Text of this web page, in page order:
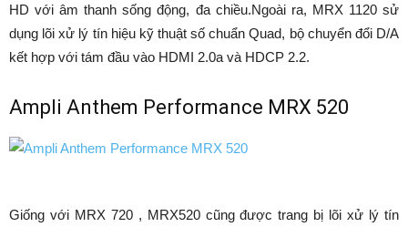
HD với âm thanh sống động, đa chiều.Ngoài ra, MRX 1120 sử
dụng lõi xử lý tín hiệu kỹ thuật số chuẩn Quad, bộ chuyển đổi D/A
kết hợp với tám đầu vào HDMI 2.0a và HDCP 2.2.
Ampli Anthem Performance MRX 520
Giống với MRX 720 , MRX520 cũng được trang bị lõi xử lý tín